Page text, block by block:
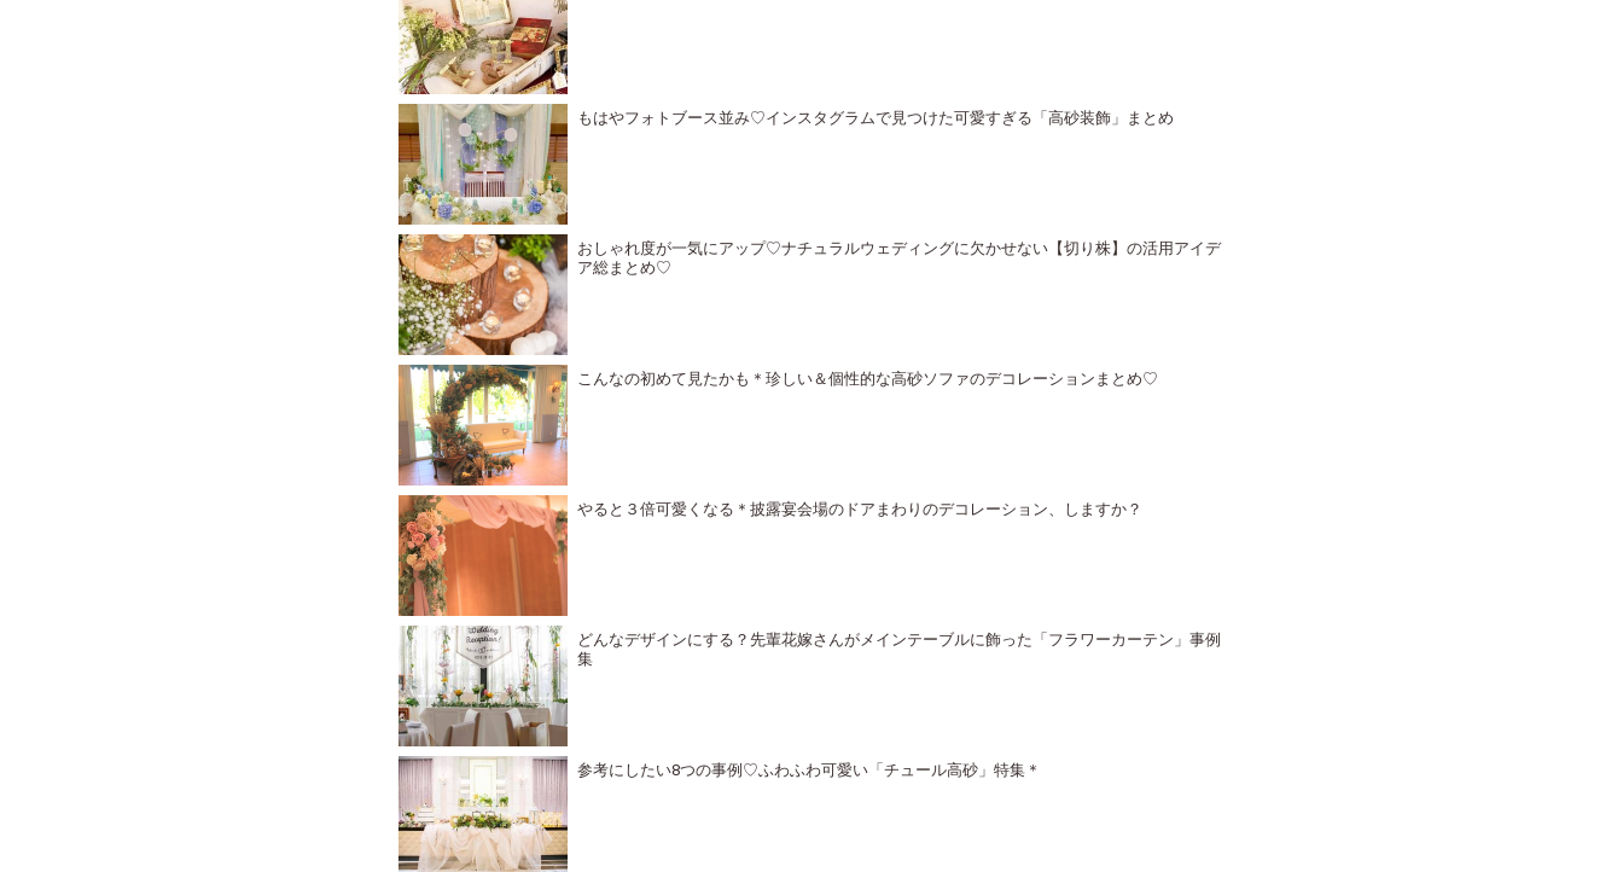
もはやフォトブース並み♡インスタグラムで見つけた可愛すぎる「高砂装飾」まとめ
おしゃれ度が一気にアップ♡ナチュラルウェディングに欠かせない【切り株】の活用アイデ
ア総まとめ♡
こんなの初めて見たかも＊珍しい＆個性的な高砂ソファのデコレーションまとめ♡
やると３倍可愛くなる＊披露宴会場のドアまわりのデコレーション、しますか？
どんなデザインにする？先輩花嫁さんがメインテーブルに飾った「フラワーカーテン」事例
集
参考にしたい8つの事例♡ふわふわ可愛い「チュール高砂」特集＊